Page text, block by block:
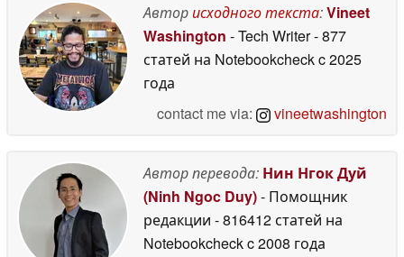
The Duskbloods
2026
ребенка Омена и
многое другое
2026
Авторисходного текста:Vineet
Washington - Tech Writer- 877
статей на Notebookcheckc 2025
года
contact me via:
vineetwashington
Автор перевода: Нин Нгок Дуй
(Ninh Ngoc Duy)- Помощник
редакции - 816412 статей на
Notebookcheckc 2008 года